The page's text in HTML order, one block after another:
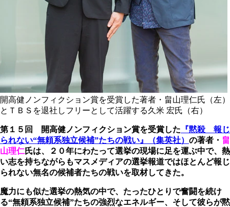
開高健ノンフィクション賞を受賞した著者・畠山理仁氏（左）
とＴＢＳを退社しフリーとして活躍する久米 宏氏（右）
第１５回 開高健ノンフィクション賞を受賞した 『黙殺 報じ
られない“無頼系独立候補”たちの戦い』（集英社） の著者・ 畠
山理仁氏は、２０年にわたって選挙の現場に足を運ぶ中で、熱
い志を持ちながらもマスメディアの選挙報道ではほとんど報じ
られない無名の候補者たちの戦いを取材してきた。
魔力にも似た選挙の熱気の中で、たったひとりで奮闘を続け
る“無頼系独立候補”たちの強烈なエネルギー、そして彼らが黙